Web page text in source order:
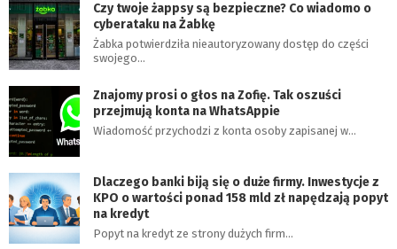
Czy twoje żappsy są bezpieczne? Co wiadomo o
cyberataku na Żabkę
Żabka potwierdziła nieautoryzowany dostęp do części
swojego…
Znajomy prosi o głos na Zofię. Tak oszuści
przejmują konta na WhatsAppie
Wiadomość przychodzi z konta osoby zapisanej w…
Dlaczego banki biją się o duże firmy. Inwestycje z
KPO o wartości ponad 158 mld zł napędzają popyt
na kredyt
Popyt na kredyt ze strony dużych firm…